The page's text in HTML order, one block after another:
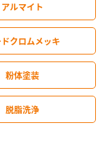
アルマイト
クロムメッキ
粉体塗装
脱脂洗浄